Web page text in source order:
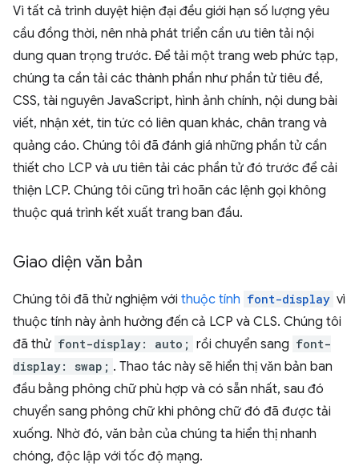
Vì tất cả trình duyệt hiện đại đều giới hạn số lượng yêu
cầu đồng thời, nên nhà phát triển cần ưu tiên tải nội
dung quan trọng trước. Để tải một trang web phức tạp,
chúng ta cần tải các thành phần như phần tử tiêu đề,
CSS, tài nguyên JavaScript, hình ảnh chính, nội dung bài
viết, nhận xét, tin tức có liên quan khác, chân trang và
quảng cáo. Chúng tôi đã đánh giá những phần tử cần
thiết cho LCP và ưu tiên tải các phần tử đó trước để cải
thiện LCP. Chúng tôi cũng trì hoãn các lệnh gọi không
thuộc quá trình kết xuất trang ban đầu.
Giao diện văn bản
Chúng tôi đã thử nghiệm với thuộc tính font-display vì
thuộc tính này ảnh hưởng đến cả LCP và CLS. Chúng tôi
đã thử font-display: auto; rồi chuyển sang font-
display: swap; . Thao tác này sẽ hiển thị văn bản ban
đầu bằng phông chữ phù hợp và có sẵn nhất, sau đó
chuyển sang phông chữ khi phông chữ đó đã được tải
xuống. Nhờ đó, văn bản của chúng ta hiển thị nhanh
chóng, độc lập với tốc độ mạng.